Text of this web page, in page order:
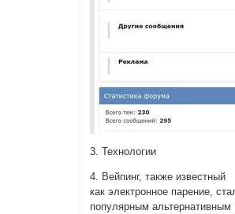
3. Технологии
4. Вейпинг, также известный
как электронное парение,
популярным альтернативным